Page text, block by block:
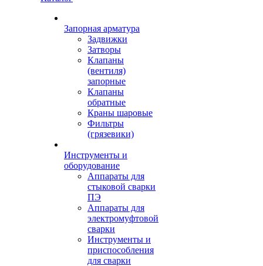
Запорная арматура
Задвижки
Затворы
Клапаны
(вентиля)
запорные
Клапаны
обратные
Краны шаровые
Фильтры
(грязевики)
Инструменты и
оборудование
Аппараты для
стыковой сварки
ПЭ
Аппараты для
электромуфтовой
сварки
Инструменты и
приспособления
для сварки